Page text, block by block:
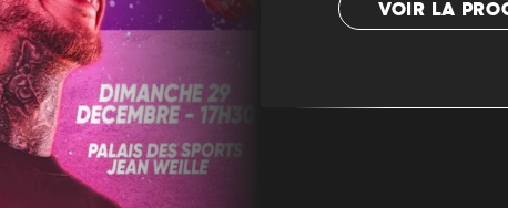
VOIR LA